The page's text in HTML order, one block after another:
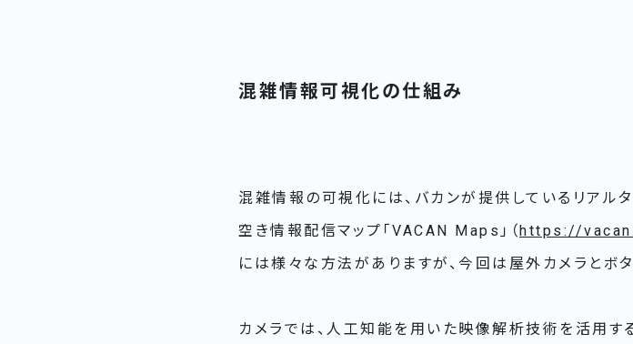
混雑情報可視化の仕組み
混雑情報の可視化には、バカンが提供しているリアル
空き情報配信マップ「VACAN Maps」（https://
には様々な方法がありますが、今回は屋外カメラとボ
カメラでは、人工知能を用いた映像解析技術を活用す